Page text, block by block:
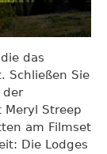
das
Schließen Sie
der
Streep
am Filmset
Die Lodges